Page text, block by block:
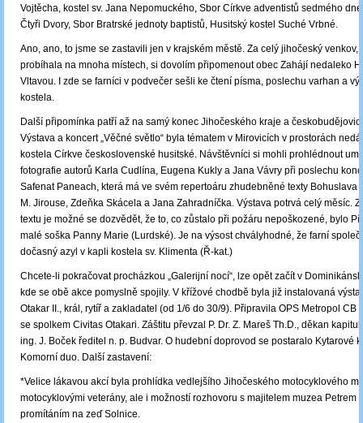
Vojtěcha, kostel sv. Jana Nepomuckého, Sbor Církve adventistů sedmého
Čtyři Dvory, Sbor Bratrské jednoty baptistů, Husitský kostel Suché Vrbné.
Ano, ano, to jsme se zastavili jen v krajském městě. Za celý jihočeský venkov,
probíhala na mnoha místech, si dovolím připomenout obec Zahájí nedaleko
Vltavou. I zde se farníci v podvečer sešli ke čtení písma, poslechu varhan a
kostela.
Další připomínka patří až na samý konec Jihočeského kraje a
Výstava a koncert „Věčné světlo“ byla tématem v Mirovicích v prostorách
kostela Církve československé husitské. Návštěvníci si mohli prohlédnout
fotografie autorů Karla Cudlína, Eugena Kukly a Jana Vávry při poslechu
Safenat Paneach, která má ve svém repertoáru zhudebněné texty Bohuslava
M. Jirouse, Zdeňka Skácela a Jana Zahradníčka. Výstava potrvá celý měsíc.
textu je možné se dozvědět, že to, co zůstalo při požáru nepoškozené, bylo
malé soška Panny Marie (Lurdské). Je na výsost chvályhodné, že farní
dočasný azyl v kapli kostela sv. Klimenta (Ř-kat.)
Chcete-li pokračovat procházkou „Galerijní nocí“, lze opět začít v
kde se obě akce pomyslně spojily. V křížové chodbě byla již instalovaná
Otakar II., král, rytíř a zakladatel (od 1/6 do 30/9). Připravila OPS Metropol CB
se spolkem Civitas Otakari. Záštitu převzal P. Dr. Z. Mareš Th.D., děkan
ing. J. Boček ředitel n. p. Budvar. O hudební doprovod se postaralo Kytarové
Komorní duo. Další zastavení:
*Velice lákavou akcí byla prohlídka vedlejšího Jihočeského motocyklového
motocyklovými veterány, ale i možností rozhovoru s majitelem muzea Petrem
promítáním na zeď Solnice.